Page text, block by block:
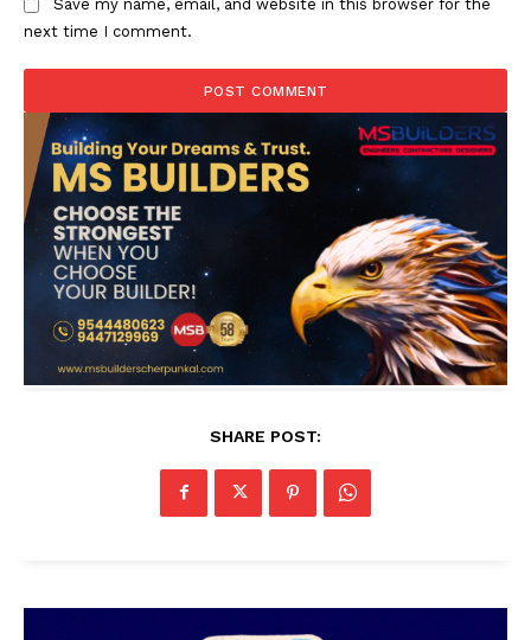
Save my name, email, and website in this browser for the
next time I comment.
SHARE POST: